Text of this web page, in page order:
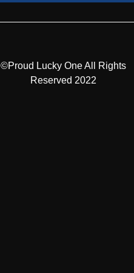
©Proud Lucky One All Rights
Reserved 2022